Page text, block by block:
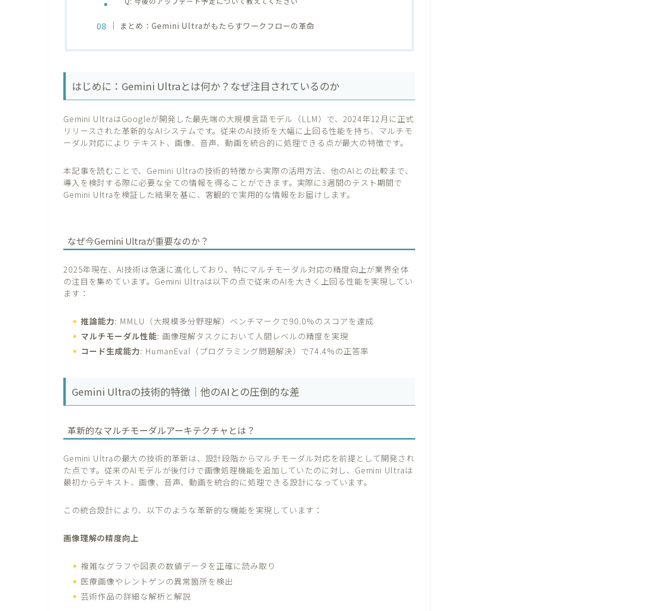
まとめ：Gemini Ultraがもたらすワークフローの革命
はじめに：Gemini Ultraとは何か？なぜ注目されているのか
Gemini UltraはGoogleが開発した最先端の大規模言語モデル（LLM）で、2024年12月に正式
リリースされた革新的なAIシステムです。従来のAI技術を大幅に上回る性能を持ち、マルチモ
ーダル対応により テキスト、画像、音声、動画を統合的に処理できる点が最大の特徴です。
本記事を読むことで、Gemini Ultraの技術的特徴から実際の活用方法、他のAIとの比較まで、
導入を検討する際に必要な全ての情報を得ることができます。実際に3週間のテスト期間で
Gemini Ultraを検証した結果を基に、客観的で実用的な情報をお届けします。
なぜ今Gemini Ultraが重要なのか？
2025年現在、AI技術は急速に進化しており、特にマルチモーダル対応の精度向上が業界全体
の注目を集めています。Gemini Ultraは以下の点で従来のAIを大きく上回る性能を実現してい
ます：
推論能力: MMLU（大規模多分野理解）ベンチマークで90.0%のスコアを達成
マルチモーダル性能: 画像理解タスクにおいて人間レベルの精度を実現
コード生成能力: HumanEval（プログラミング問題解決）で74.4%の正答率
Gemini Ultraの技術的特徴｜他のAIとの圧倒的な差
革新的なマルチモーダルアーキテクチャとは？
Gemini Ultraの最大の技術的革新は、設計段階からマルチモーダル対応を前提として開発され
た点です。従来のAIモデルが後付けで画像処理機能を追加していたのに対し、Gemini Ultraは
最初からテキスト、画像、音声、動画を統合的に処理できる設計になっています。
この統合設計により、以下のような革新的な機能を実現しています：
画像理解の精度向上
複雑なグラフや図表の数値データを正確に読み取り
医療画像やレントゲンの異常箇所を検出
芸術作品の詳細な解析と解説